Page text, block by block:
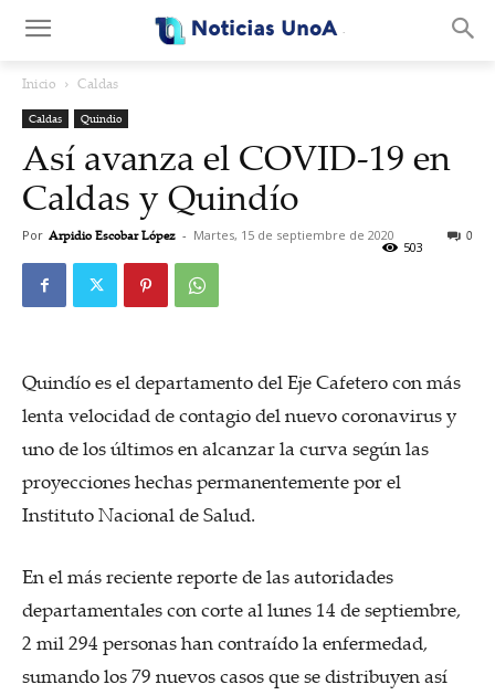
Inicio Caldas
Caldas Quindio
Así avanza el COVID-19 en
Caldas y Quindío
Por Arpidio Escobar López - Martes, 15 de septiembre de 2020 0
503
Quindío es el departamento del Eje Cafetero con más
lenta velocidad de contagio del nuevo coronavirus y
uno de los últimos en alcanzar la curva según las
proyecciones hechas permanentemente por el
Instituto Nacional de Salud.
En el más reciente reporte de las autoridades
departamentales con corte al lunes 14 de septiembre,
2 mil 294 personas han contraído la enfermedad,
sumando los 79 nuevos casos que se distribuyen así